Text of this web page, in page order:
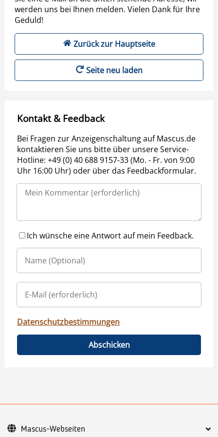
werden uns bei Ihnen melden. Vielen Dank für Ihre
Geduld!
Zurück zur Hauptseite
Seite neu laden
Kontakt & Feedback
Bei Fragen zur Anzeigenschaltung auf Mascus.de
kontaktieren Sie uns bitte über unsere Service-
Hotline: +49 (0) 40 688 9157-33 (Mo. - Fr. von 9:00
Uhr 16:00 Uhr) oder über das Feedbackformular.
Ich wünsche eine Antwort auf mein Feedback.
Datenschutzbestimmungen
Abschicken
Mascus-Webseiten